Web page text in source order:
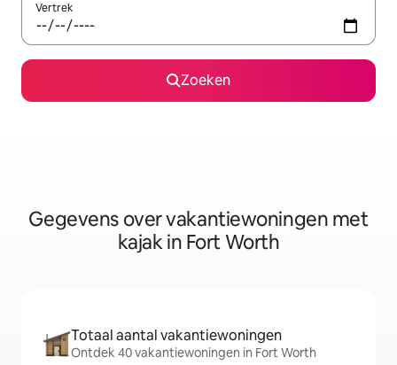
Vertrek
Zoeken
Gegevens over vakantiewoningen met
kajak in Fort Worth
Totaal aantal vakantiewoningen
Ontdek 40 vakantiewoningen in Fort Worth